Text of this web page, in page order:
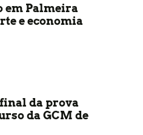
em Palmeira
e economia
da prova
da GCM de